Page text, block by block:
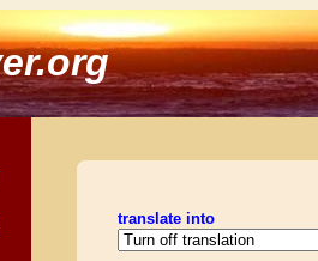
translate into